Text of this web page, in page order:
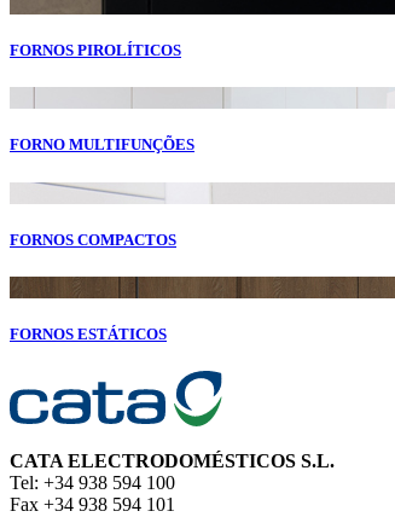
FORNOS PIROLÍTICOS
FORNO MULTIFUNÇÕES
FORNOS COMPACTOS
FORNOS ESTÁTICOS
CATA ELECTRODOMÉSTICOS S.L.
Tel: +34 938 594 100
Fax +34 938 594 101